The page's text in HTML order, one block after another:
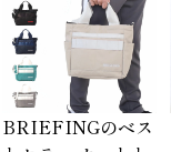
BRIEFINGのベス